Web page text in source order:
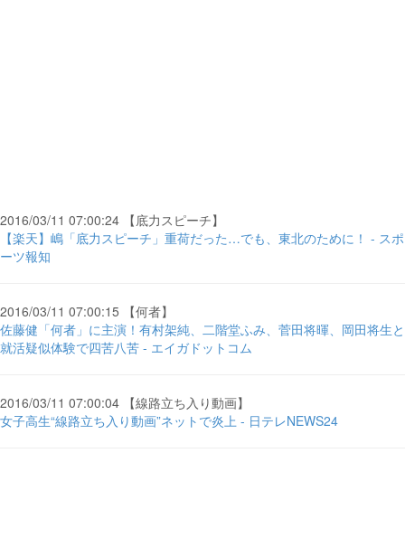
2016/03/11 07:00:24 【底力スピーチ】
【楽天】嶋「底力スピーチ」重荷だった…でも、東北のために！ - スポ
ーツ報知
2016/03/11 07:00:15 【何者】
佐藤健「何者」に主演！有村架純、二階堂ふみ、菅田将暉、岡田将生と
就活疑似体験で四苦八苦 - エイガドットコム
2016/03/11 07:00:04 【線路立ち入り動画】
女子高生“線路立ち入り動画”ネットで炎上 - 日テレNEWS24